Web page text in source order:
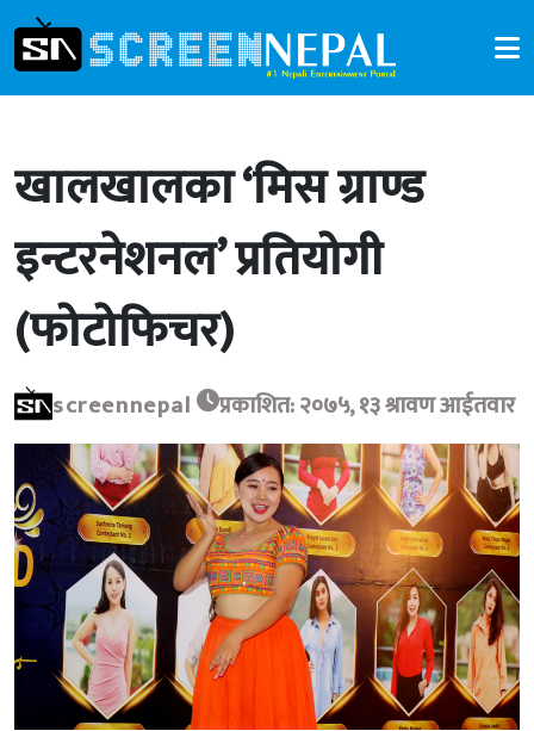
खालखालका ‘मिस ग्राण्ड
इन्टरनेशनल’ प्रतियोगी
(फोटोफिचर)
screennepal प्रकाशित: २०७५, १३ श्रावण आईतवार